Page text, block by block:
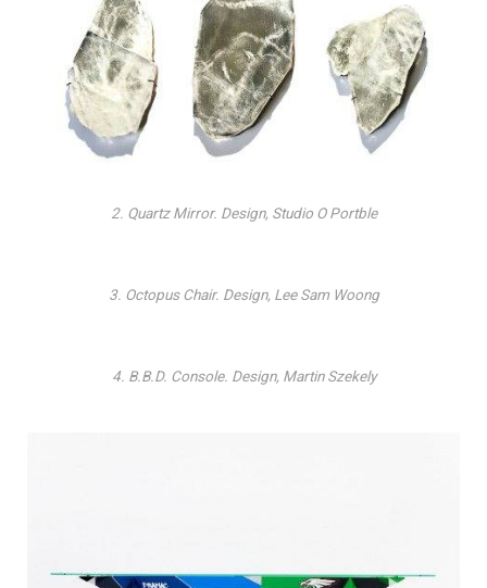
2. Quartz Mirror. Design, Studio O Portble
3. Octopus Chair. Design, Lee Sam Woong
4. B.B.D. Console. Design, Martin Szekely